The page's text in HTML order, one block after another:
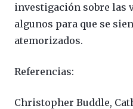
investigación sobre las
algunos para que se
atemorizados.
Referencias:
Christopher Buddle,